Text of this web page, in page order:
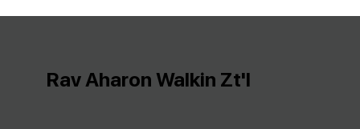
Rav Aharon Walkin Zt'l